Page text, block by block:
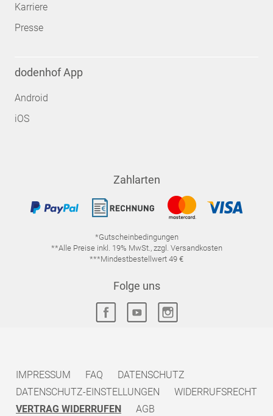
Karriere
Presse
dodenhof App
Android
iOS
Zahlarten
*Gutscheinbedingungen
**Alle Preise inkl. 19% MwSt., zzgl. Versandkosten
***Mindestbestellwert 49 €
Folge uns
IMPRESSUM FAQ
DATENSCHUTZ
DATENSCHUTZ-EINSTELLUNGEN
WIDERRUFSRECHT
VERTRAG WIDERRUFEN
AGB